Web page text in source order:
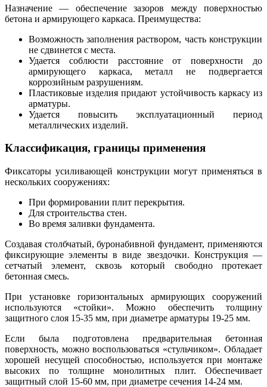
Назначение — обеспечение зазоров между поверхностью
бетона и армирующего каркаса. Преимущества:
Возможность заполнения раствором, часть конструкции
не сдвинется с места.
Удается соблюсти расстояние от поверхности до
армирующего каркаса, металл не подвергается
коррозийным разрушениям.
Пластиковые изделия придают устойчивость каркасу из
арматуры.
Удается повысить эксплуатационный период
металлических изделий.
Классификация, границы применения
Фиксаторы усиливающей конструкции могут применяться в
нескольких сооружениях:
При формировании плит перекрытия.
Для строительства стен.
Во время заливки фундамента.
Создавая столбчатый, буронабивной фундамент, применяются
фиксирующие элементы в виде звездочки. Конструкция —
сетчатый элемент, сквозь который свободно протекает
бетонная смесь.
При установке горизонтальных армирующих сооружений
используются «стойки». Можно обеспечить толщину
защитного слоя 15-35 мм, при диаметре арматуры 19-25 мм.
Если была подготовлена предварительная бетонная
поверхность, можно воспользоваться «стульчиком». Обладает
хорошей несущей способностью, используется при монтаже
высоких по толщине монолитных плит. Обеспечивает
защитный слой 15-60 мм, при диаметре сечения 14-24 мм.